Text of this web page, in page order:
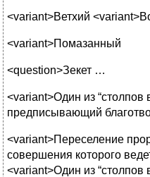
<variant>Ветхий
<variant>Помазанный
<question>Зекет …
<variant>Один из “столпов
предписывающий
<variant>Переселение
совершения которого
<variant>Один из “столпов